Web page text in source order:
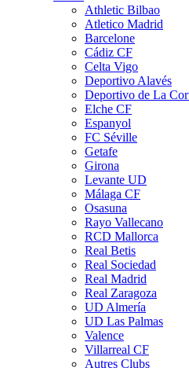
Athletic Bilbao
Atletico Madrid
Barcelone
Cádiz CF
Celta Vigo
Deportivo Alavés
Deportivo de La
Elche CF
Espanyol
FC Séville
Getafe
Girona
Levante UD
Málaga CF
Osasuna
Rayo Vallecano
RCD Mallorca
Real Betis
Real Sociedad
Real Madrid
Real Zaragoza
UD Almería
UD Las Palmas
Valence
Villarreal CF
Autres Clubs